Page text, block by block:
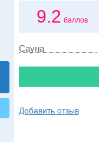
9.2 баллов
Сауна
Добавить отзыв